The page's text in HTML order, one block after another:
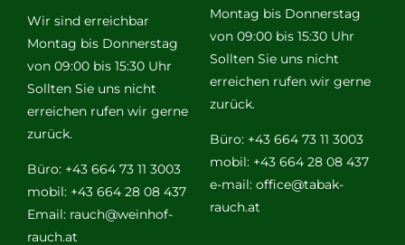
Wir sind erreichbar
Montag bis Donnerstag
von 09:00 bis 15:30 Uhr
Sollten Sie uns nicht
erreichen rufen wir gerne
zurück.
Büro: +43 664 73 11 3003
mobil: +43 664 28 08 437
Email: rauch@weinhof-
rauch.at
Montag bis Donnerstag
von 09:00 bis 15:30 Uhr
Sollten Sie uns nicht
erreichen rufen wir gerne
zurück.
Büro: +43 664 73 11 3003
mobil: +43 664 28 08 437
e-mail: office@tabak-
rauch.at